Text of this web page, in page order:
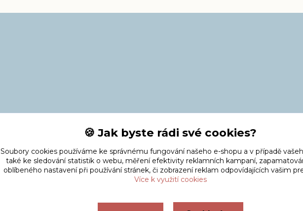
🍪 Jak byste rádi své cookies?
Soubory cookies používáme ke správnému fungování našeho e-shopu a v případě
také ke sledování statistik o webu, měření efektivity reklamních kampaní,
oblíbeného nastavení při používání stránek, či zobrazení reklam odpovídajících vašim
Více k využití cookies